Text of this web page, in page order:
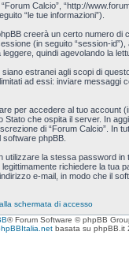
Calcio”, “http://
“le tue informazioni”).
creerà un certo numero
(in seguito “session-
quindi agevolando la
estranei agli scopi di
ad essi: inviare
per accedere al tuo account
che ospita il server. In
di “Forum Calcio”.
phpBB.
la stessa password
richiedere la tua
e-mail, in modo che il
schermata di accesso
® Forum Software © phpBB
basata su phpBB.it